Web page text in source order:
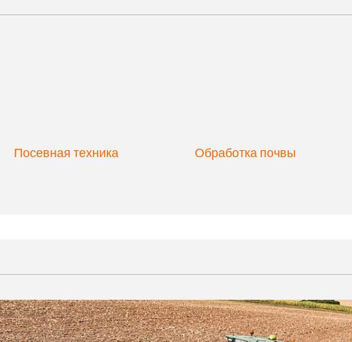
Посевная техника Обработка почвы